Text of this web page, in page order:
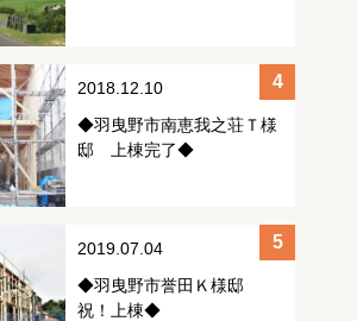
2018.12.10
◆羽曳野市南恵我之荘Ｔ様
邸 上棟完了◆
2019.07.04
◆羽曳野市誉田Ｋ様邸
祝！上棟◆